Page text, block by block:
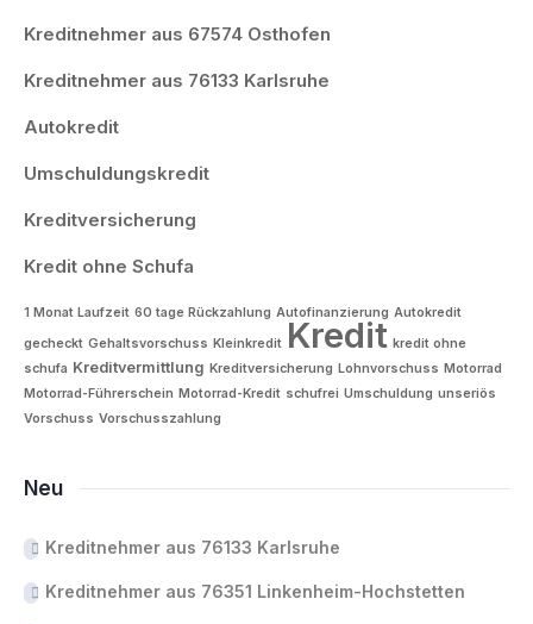
Kreditnehmer aus 67574 Osthofen
Kreditnehmer aus 76133 Karlsruhe
Autokredit
Umschuldungskredit
Kreditversicherung
Kredit ohne Schufa
1 Monat Laufzeit 60 tage Rückzahlung Autofinanzierung Autokredit
gecheckt Gehaltsvorschuss Kleinkredit Kredit kredit ohne
schufa Kreditvermittlung Kreditversicherung Lohnvorschuss Motorrad
Motorrad-Führerschein Motorrad-Kredit schufrei Umschuldung unseriös
Vorschuss Vorschusszahlung
Neu
Kreditnehmer aus 76133 Karlsruhe
Kreditnehmer aus 76351 Linkenheim-Hochstetten